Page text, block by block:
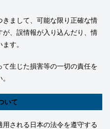
まして、可能な限り正確な情
、誤情報が入り込んだり、情
す。
生じた損害等の一切の責任を
いて
される日本の法令を遵守する